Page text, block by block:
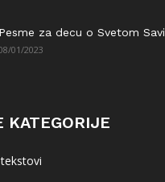
Pesme za decu o Svetom Savi
01/2023
KATEGORIJE